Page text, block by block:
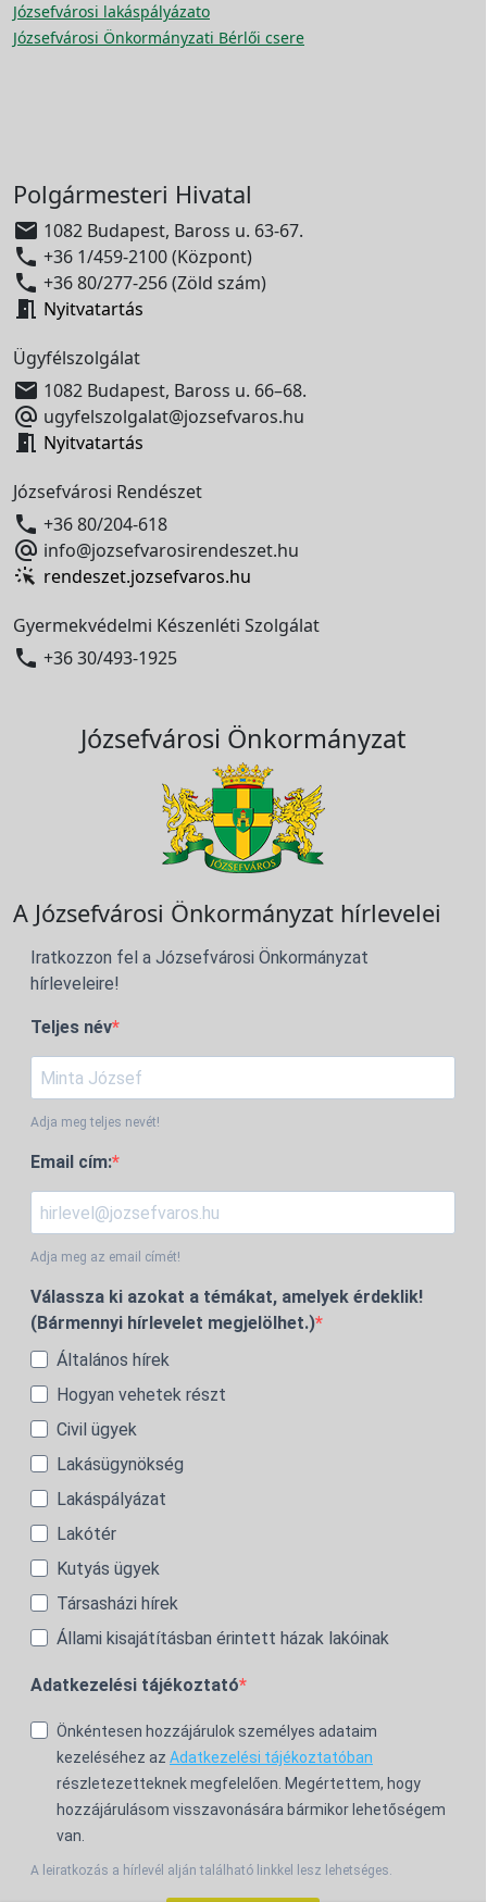
Józsefvárosi lakáspályázato
Józsefvárosi Önkormányzati Bérlői csere
Polgármesteri Hivatal
 1082 Budapest, Baross u. 63-67.
 +36 1/459-2100 (Központ)
 +36 80/277-256 (Zöld szám)
 Nyitvatartás
Ügyfélszolgálat
 1082 Budapest, Baross u. 66–68.
 ugyfelszolgalat@jozsefvaros.hu
 Nyitvatartás
Józsefvárosi Rendészet
 +36 80/204-618
 info@jozsefvarosirendeszet.hu
rendeszet.jozsefvaros.hu
Gyermekvédelmi Készenléti Szolgálat
 +36 30/493-1925
Józsefvárosi Önkormányzat
A Józsefvárosi Önkormányzat hírlevelei
Iratkozzon fel a Józsefvárosi Önkormányzat
hírleveleire!
Teljes név
Adja meg teljes nevét!
Email cím:
Adja meg az email címét!
Válassza ki azokat a témákat, amelyek érdeklik!
(Bármennyi hírlevelet megjelölhet.)
Általános hírek
Hogyan vehetek részt
Civil ügyek
Lakásügynökség
Lakáspályázat
Lakótér
Kutyás ügyek
Társasházi hírek
Állami kisajátításban érintett házak lakóinak
Adatkezelési tájékoztató
Önkéntesen hozzájárulok személyes adataim
kezeléséhez az Adatkezelési tájékoztatóban
részletezetteknek megfelelően. Megértettem, hogy
hozzájárulásom visszavonására bármikor lehetőségem
van.
A leiratkozás a hírlevél alján található linkkel lesz lehetséges.